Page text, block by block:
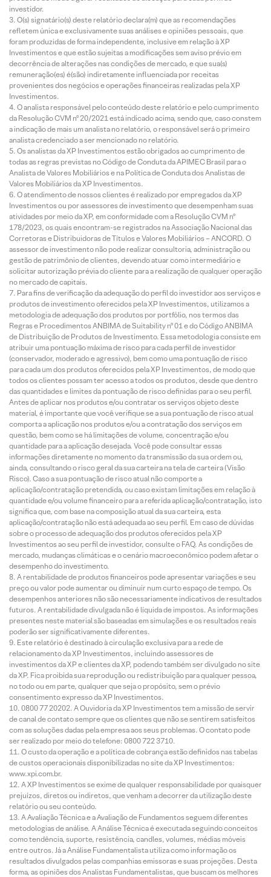
investidor.
O(s) signatário(s) deste relatório declara(m) que as recomendações
refletem única e exclusivamente suas análises e opiniões pessoais, que
foram produzidas de forma independente, inclusive em relação à XP
Investimentos e que estão sujeitas a modificações sem aviso prévio em
decorrência de alterações nas condições de mercado, e que sua(s)
remuneração(es) é(são) indiretamente influenciada por receitas
provenientes dos negócios e operações financeiras realizadas pela XP
Investimentos.
O analista responsável pelo conteúdo deste relatório e pelo cumprimento
da Resolução CVM nº 20/2021 está indicado acima, sendo que, caso constem
a indicação de mais um analista no relatório, o responsável será o primeiro
analista credenciado a ser mencionado no relatório.
Os analistas da XP Investimentos estão obrigados ao cumprimento de
todas as regras previstas no Código de Conduta da APIMEC Brasil para o
Analista de Valores Mobiliários e na Política de Conduta dos Analistas de
Valores Mobiliários da XP Investimentos.
O atendimento de nossos clientes é realizado por empregados da XP
Investimentos ou por assessores de investimento que desempenham suas
atividades por meio da XP, em conformidade com a Resolução CVM nº
178/2023, os quais encontram-se registrados na Associação Nacional das
Corretoras e Distribuidoras de Títulos e Valores Mobiliários – ANCORD. O
assessor de investimento não pode realizar consultoria, administração ou
gestão de patrimônio de clientes, devendo atuar como intermediário e
solicitar autorização prévia do cliente para a realização de qualquer operação
no mercado de capitais.
Para fins de verificação da adequação do perfil do investidor aos serviços e
produtos de investimento oferecidos pela XP Investimentos, utilizamos a
metodologia de adequação dos produtos por portfólio, nos termos das
Regras e Procedimentos ANBIMA de Suitability nº 01 e do Código ANBIMA
de Distribuição de Produtos de Investimento. Essa metodologia consiste em
atribuir uma pontuação máxima de risco para cada perfil de investidor
(conservador, moderado e agressivo), bem como uma pontuação de risco
para cada um dos produtos oferecidos pela XP Investimentos, de modo que
todos os clientes possam ter acesso a todos os produtos, desde que dentro
das quantidades e limites da pontuação de risco definidas para o seu perfil.
Antes de aplicar nos produtos e/ou contratar os serviços objeto deste
material, é importante que você verifique se a sua pontuação de risco atual
comporta a aplicação nos produtos e/ou a contratação dos serviços em
questão, bem como se há limitações de volume, concentração e/ou
quantidade para a aplicação desejada. Você pode consultar essas
informações diretamente no momento da transmissão da sua ordem ou,
ainda, consultando o risco geral da sua carteira na tela de carteira (Visão
Risco). Caso a sua pontuação de risco atual não comporte a
aplicação/contratação pretendida, ou caso existam limitações em relação à
quantidade e/ou volume financeiro para a referida aplicação/contratação, isto
significa que, com base na composição atual da sua carteira, esta
aplicação/contratação não está adequada ao seu perfil. Em caso de dúvidas
sobre o processo de adequação dos produtos oferecidos pela XP
Investimentos ao seu perfil de investidor, consulte o FAQ. As condições de
mercado, mudanças climáticas e o cenário macroeconômico podem afetar o
desempenho do investimento.
A rentabilidade de produtos financeiros pode apresentar variações e seu
preço ou valor pode aumentar ou diminuir num curto espaço de tempo. Os
desempenhos anteriores não são necessariamente indicativos de resultados
futuros. A rentabilidade divulgada não é líquida de impostos. As informações
presentes neste material são baseadas em simulações e os resultados reais
poderão ser significativamente diferentes.
Este relatório é destinado à circulação exclusiva para a rede de
relacionamento da XP Investimentos, incluindo assessores de
investimentos da XP e clientes da XP, podendo também ser divulgado no site
da XP. Fica proibida sua reprodução ou redistribuição para qualquer pessoa,
no todo ou em parte, qualquer que seja o propósito, sem o prévio
consentimento expresso da XP Investimentos.
0800 77 20202. A Ouvidoria da XP Investimentos tem a missão de servir
de canal de contato sempre que os clientes que não se sentirem satisfeitos
com as soluções dadas pela empresa aos seus problemas. O contato pode
ser realizado por meio do telefone: 0800 722 3710.
O custo da operação e a política de cobrança estão definidos nas tabelas
de custos operacionais disponibilizadas no site da XP Investimentos:
www.xpi.com.br.
A XP Investimentos se exime de qualquer responsabilidade por quaisquer
prejuízos, diretos ou indiretos, que venham a decorrer da utilização deste
relatório ou seu conteúdo.
A Avaliação Técnica e a Avaliação de Fundamentos seguem diferentes
metodologias de análise. A Análise Técnica é executada seguindo conceitos
como tendência, suporte, resistência, candles, volumes, médias móveis
entre outros. Já a Análise Fundamentalista utiliza como informação os
resultados divulgados pelas companhias emissoras e suas projeções. Desta
forma, as opiniões dos Analistas Fundamentalistas, que buscam os melhores